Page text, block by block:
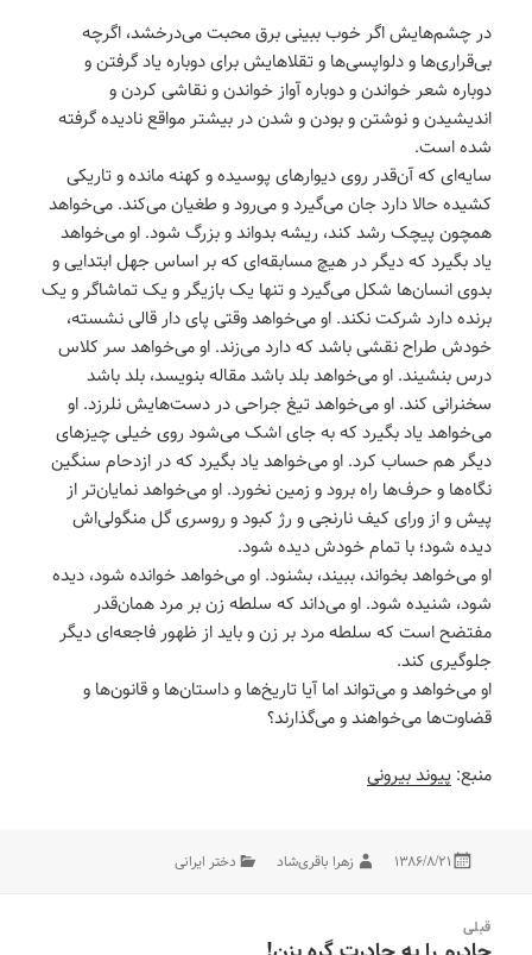
در چشم‌هایش اگر خوب ببینی برق محبت می‌درخشد، اگرچه
بی‌قراری‌ها و دلواپسی‌ها و تقلاهایش برای دوباره یاد گرفتن و
دوباره شعر خواندن و دوباره آواز خواندن و نقاشی کردن و
اندیشیدن و نوشتن و بودن و شدن در بیشتر مواقع نادیده گرفته
شده است.
سایه‌ای که آن‌قدر روی دیوارهای پوسیده و کهنه مانده و تاریکی
کشیده حالا دارد جان می‌گیرد و می‌رود و طغیان می‌کند. می‌خواهد
همچون پیچک رشد کند، ریشه بدواند و بزرگ شود. او می‌خواهد
یاد بگیرد که دیگر در هیچ مسابقه‌ای که بر اساس جهل ابتدایی و
بدوی انسان‌ها شکل می‌گیرد و تنها یک بازیگر و یک تماشاگر و یک
برنده دارد شرکت‌ نکند. او می‌خواهد وقتی پای دار قالی نشسته،
خودش طراح نقشی باشد که دارد می‌زند. او می‌خواهد سر کلاس
درس بنشیند. او می‌خواهد بلد باشد مقاله بنویسد، بلد باشد
سخنرانی کند. او می‌خواهد تیغ جراحی در دست‌هایش نلرزد. او
می‌خواهد یاد بگیرد که به جای اشک می‌شود روی خیلی چیزهای
دیگر هم حساب کرد. او می‌خواهد یاد بگیرد که در ازدحام سنگین
نگاه‌ها و حرف‌ها راه برود و زمین نخورد. او می‌خواهد نمایان‌تر از
پیش و از ورای کیف نارنجی و رژ کبود و روسری گل منگولی‌اش
دیده شود؛ با تمام خودش دیده شود.
او می‌خواهد بخواند، ببیند، بشنود. او می‌خواهد خوانده شود، دیده
شود، شنیده شود. او می‌داند که سلطه زن بر مرد همان‌قدر
مفتضح است که سلطه مرد بر زن و باید از ظهور فاجعه‌ای دیگر
جلوگیری کند.
او می‌خواهد و می‌تواند اما آیا تاریخ‌ها و داستان‌ها و قانون‌ها و
قضاوت‌ها می‌خواهند و می‌گذارند؟
منبع:پیوند بیرونی
در
۱۳۸۶/۸/۲۱ مؤلف
زهرا باقری‌شاد دسته‌ها
دختر ایرانی
نوشته‌ها
قبلی
نوشته